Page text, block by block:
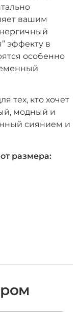
вашим
эффекту в
особенно
тех, кто хочет
модный и
сиянием и
размера: